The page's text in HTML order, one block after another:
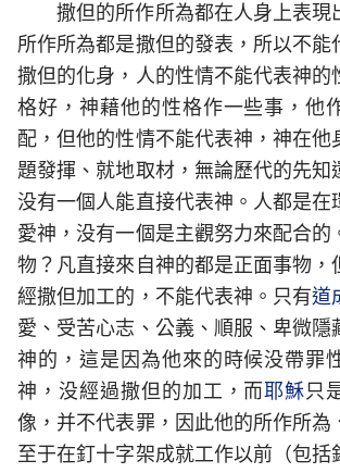
撒但的所作所為都在人身上表現
所作所為都是撒但的發表，所以不能
撒但的化身，人的性情不能代表神的
格好，神藉他的性格作一些事，他
配，但他的性情不能代表神，神在他
題發揮、就地取材，無論歷代的先知
没有一個人能直接代表神。人都是在
愛神，没有一個是主觀努力來配合的
物？凡直接來自神的都是正面事物，
經撒但加工的，不能代表神。只有道
愛、受苦心志、公義、順服、卑微隱
神的，這是因為他來的時候没帶罪
神，没經過撒但的加工，而耶穌只
像，并不代表罪，因此他的所作所為
至于在釘十字架成就工作以前（包括